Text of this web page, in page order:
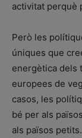
activitat perquè
Però les
úniques que
energètica dels
europees de
casos, les
bé per als
als països petits.